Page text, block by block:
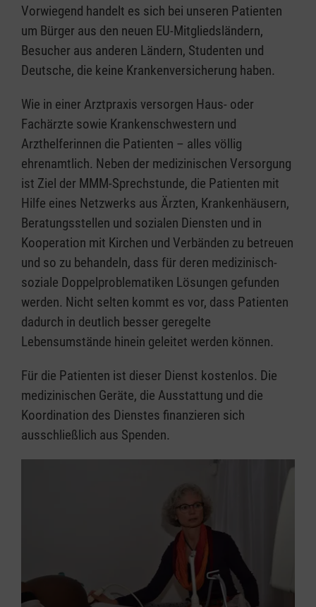
Vorwiegend handelt es sich bei unseren Patienten
um Bürger aus den neuen EU-Mitgliedsländern,
Besucher aus anderen Ländern, Studenten und
Deutsche, die keine Krankenversicherung haben.
Wie in einer Arztpraxis versorgen Haus- oder
Fachärzte sowie Krankenschwestern und
Arzthelferinnen die Patienten – alles völlig
ehrenamtlich. Neben der medizinischen Versorgung
ist Ziel der MMM-Sprechstunde, die Patienten mit
Hilfe eines Netzwerks aus Ärzten, Krankenhäusern,
Beratungsstellen und sozialen Diensten und in
Kooperation mit Kirchen und Verbänden zu betreuen
und so zu behandeln, dass für deren medizinisch-
soziale Doppelproblematiken Lösungen gefunden
werden. Nicht selten kommt es vor, dass Patienten
dadurch in deutlich besser geregelte
Lebensumstände hinein geleitet werden können.
Für die Patienten ist dieser Dienst kostenlos. Die
medizinischen Geräte, die Ausstattung und die
Koordination des Dienstes finanzieren sich
ausschließlich aus Spenden.